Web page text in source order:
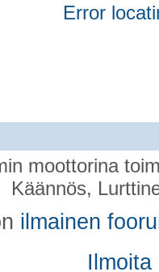
Error
moottorina
Käännös,
ilmainen